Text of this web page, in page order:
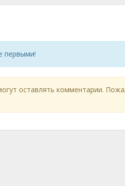
первыми!
оставлять комментарии.